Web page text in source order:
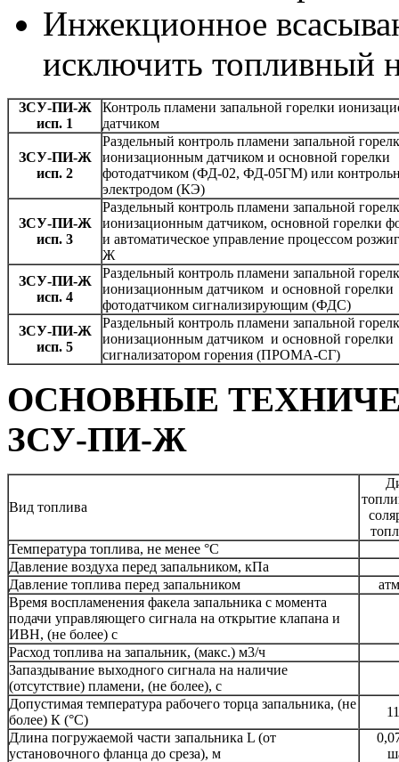
Инжекционное
исключить топливный
ЗСУ-ПИ-Ж
исп. 1
Контроль пламени запальной горелки
датчиком
ЗСУ-ПИ-Ж
исп. 2
Раздельный контроль пламени запальной
ионизационным датчиком и основной горелки
фотодатчиком (ФД-02, ФД-05ГМ) или
электродом (КЭ)
ЗСУ-ПИ-Ж
исп. 3
Раздельный контроль пламени запальной
ионизационным датчиком, основной горелки
и автоматическое управление процессом
Ж
ЗСУ-ПИ-Ж
исп. 4
Раздельный контроль пламени запальной
ионизационным датчиком и основной горелки
фотодатчиком сигнализирующим (ФДС)
ЗСУ-ПИ-Ж
исп. 5
Раздельный контроль пламени запальной
ионизационным датчиком и основной горелки
сигнализатором горения (ПРОМА-СГ)
ОСНОВНЫЕ
ЗСУ-ПИ-Ж
Вид топлива
Температура топлива, не менее °С
Давление воздуха перед запальником, кПа
Давление топлива перед запальником
Время воспламенения факела запальника с момента
подачи управляющего сигнала на открытие клапана и
ИВН, (не более) с
Расход топлива на запальник, (макс.) м3/ч
Запаздывание выходного сигнала на наличие
(отсутствие) пламени, (не более), с
Допустимая температура рабочего торца запальника, (не
более) К (°С)
Длина погружаемой части запальника L (от
установочного фланца до среза), м